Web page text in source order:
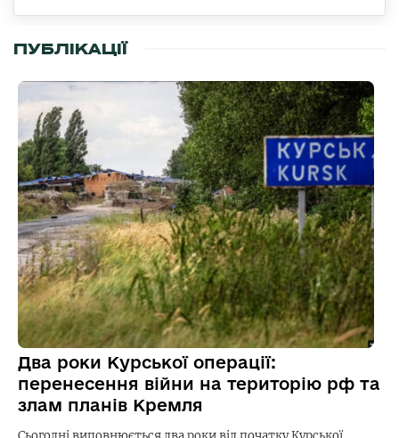
ПУБЛІКАЦІЇ
Два роки Курської операції:
перенесення війни на територію рф та
злам планів Кремля